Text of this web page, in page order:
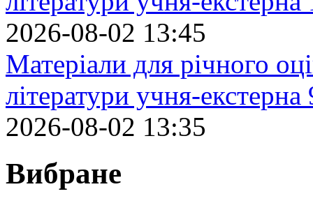
2026-08-02 13:45
Матеріали для річного
літератури учня-екстерна
2026-08-02 13:35
Вибране